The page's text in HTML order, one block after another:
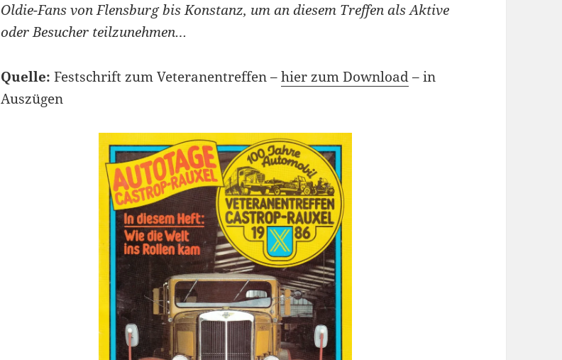
Oldie-Fans von Flensburg bis Konstanz, um an diesem Treffen als Aktive
oder Besucher teilzunehmen…
Quelle: Festschrift zum Veteranentreffen –hier zum Download– in
Auszügen